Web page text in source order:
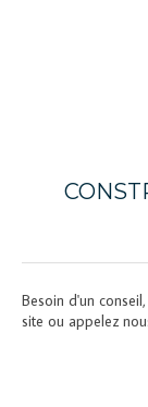
Besoin d'un
site ou appelez